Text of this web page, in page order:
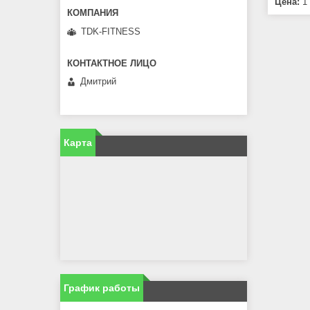
TDK-FITNESS
Дмитрий
Карта
График работы